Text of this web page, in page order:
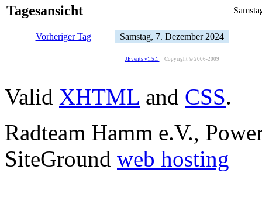
Tagesansicht
Vorheriger Tag Samstag, 7. Dezember 2024
JEvents v1.5.1 Copyright © 2006-2009
Valid XHTML and CSS.
Radteam Hamm e.V.,
SiteGround web hosting